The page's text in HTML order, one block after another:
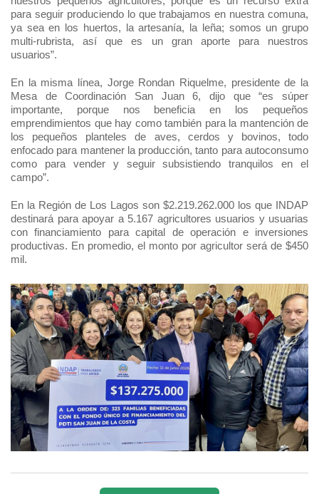
para seguir produciendo lo que trabajamos en nuestra comuna,
ya sea en los huertos, la artesanía, la leña; somos un grupo
multi-rubrista, así que es un gran aporte para nuestros
usuarios”.
En la misma línea, Jorge Rondan Riquelme, presidente de la
Mesa de Coordinación San Juan 6, dijo que “es súper
importante, porque nos beneficia en los pequeños
emprendimientos que hay como también para la mantención de
los pequeños planteles de aves, cerdos y bovinos, todo
enfocado para mantener la producción, tanto para autoconsumo
como para vender y seguir subsistiendo tranquilos en el
campo”.
En la Región de Los Lagos son $2.219.262.000 los que INDAP
destinará para apoyar a 5.167 agricultores usuarios y usuarias
con financiamiento para capital de operación e inversiones
productivas. En promedio, el monto por agricultor será de $450
mil.